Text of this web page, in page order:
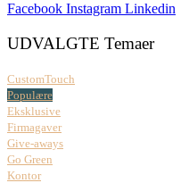
Facebook Instagram Linkedin
UDVALGTE Temaer
CustomTouch
Populære
Eksklusive
Firmagaver
Give-aways
Go Green
Kontor